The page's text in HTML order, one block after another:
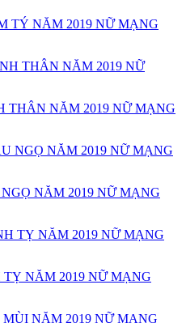
TÝ NĂM 2019 NỮ MẠNG
THÂN NĂM 2019 NỮ MẠNG
NĂM 2019 NỮ MẠNG
NĂM 2019 NỮ MẠNG